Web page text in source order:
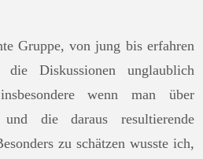
Gruppe, von jung bis erfahren
Diskussionen unglaublich
wenn man über
und die daraus resultierende
zu schätzen wusste ich,